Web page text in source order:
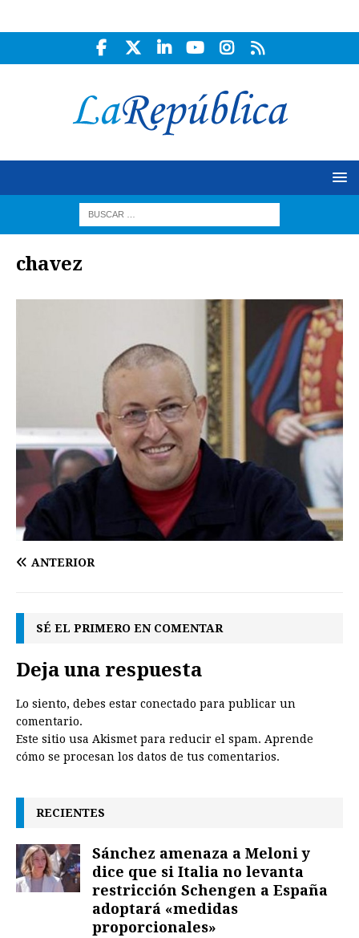
chavez
ANTERIOR
SÉ EL PRIMERO EN COMENTAR
Deja una respuesta
Lo siento, debes estar conectado para publicar un
comentario.
Este sitio usa Akismet para reducir el spam. Aprende
cómo se procesan los datos de tus comentarios.
RECIENTES
Sánchez amenaza a Meloni y
dice que si Italia no levanta
restricción Schengen a España
adoptará «medidas
proporcionales»